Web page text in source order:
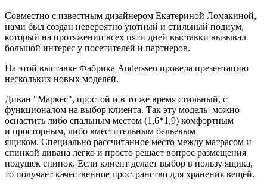
Совместно с известным дизайнером Екатериной Ломакиной,
нами был создан невероятно уютный и стильный подиум,
который на протяжении всех пяти дней выставки вызывал
большой интерес у посетителей и партнеров.
На этой выставке Фабрика Anderssen провела презентацию
нескольких новых моделей.
Диван "Маркес", простой и в то же время стильный, с
функционалом на выбор клиента. Так эту модель можно
оснастить либо спальным местом (1,6*1,9) комфортным
и просторным, либо вместительным бельевым
ящиком. Специально рассчитанное место между матрасом и
спинкой дивана легко и просто решает вопрос размещения
подушек спинок. Если клиент делает выбор в пользу ящика,
то получает качественное пространство для хранения вещей.